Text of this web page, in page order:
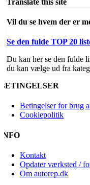
Vil du se hvem der er
Se den fulde TOP 20
Du kan her se den fulde
du kan vælge ud fra
BETINGELSER
Betingelser for brug
Cookiepolitik
INFO
Kontakt
Opdater værksted /
Om autorep.dk